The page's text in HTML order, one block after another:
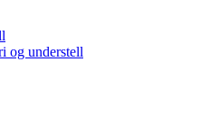
og understell